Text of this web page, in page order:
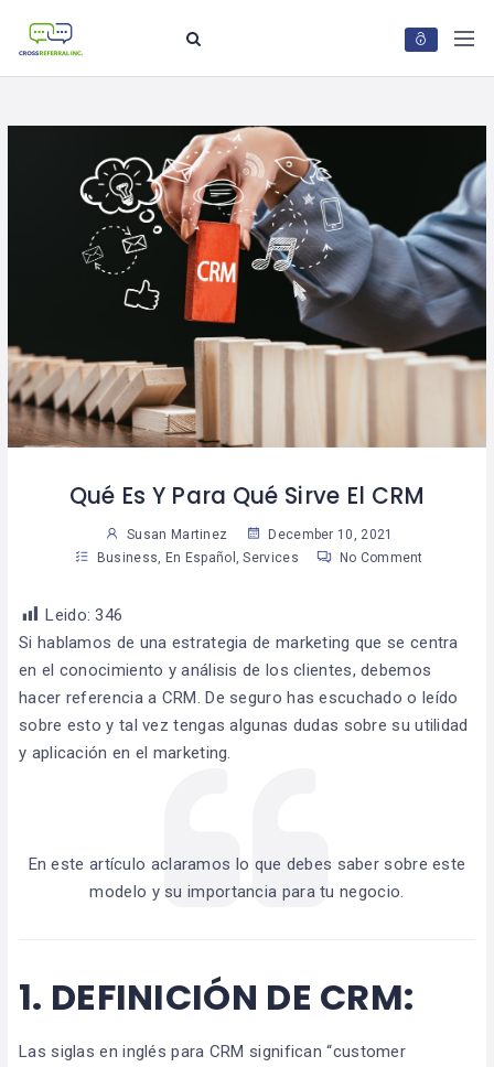
Qué Es Y Para Qué Sirve El CRM
Susan Martinez
December 10, 2021
Business
En Español ,Services No Comment
Leido: 346
Si hablamos de una estrategia de marketing que se centra
en el conocimiento y análisis de los clientes, debemos
hacer referencia a CRM. De seguro has escuchado o leído
sobre esto y tal vez tengas algunas dudas sobre su utilidad
y aplicación en el marketing.
En este artículo aclaramos lo que debes saber sobre este
modelo y su importancia para tu negocio.
1. DEFINICIÓN DE CRM:
Las siglas en inglés para CRM significan “customer